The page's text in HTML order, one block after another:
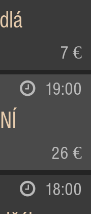
7 €
19:00
26 €
18:00